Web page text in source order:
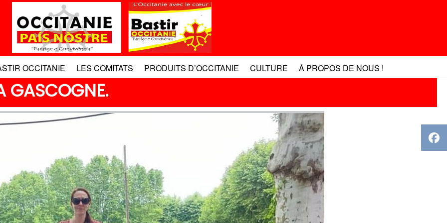
OCCITANIE LES COMITATS PRODUITS D’OCCITANIE CULTURE À PROPOS DE NOUS !
GASCOGNE.